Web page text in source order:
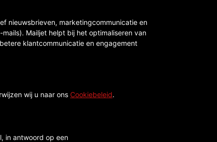
nieuwsbrieven, marketingcommunicatie en
Mailjet helpt bij het optimaliseren van
klantcommunicatie en engagement
wij u naar ons Cookiebeleid.
in antwoord op een